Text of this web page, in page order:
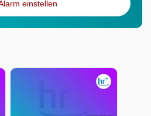
einstellen